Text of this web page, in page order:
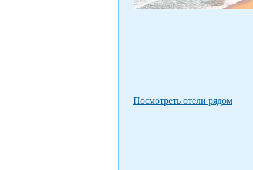
Посмотреть отели рядом